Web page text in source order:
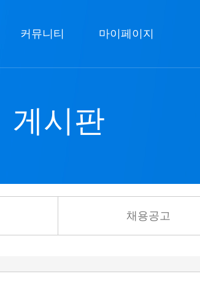
커뮤니티 마이페이지
게시판
채용공고